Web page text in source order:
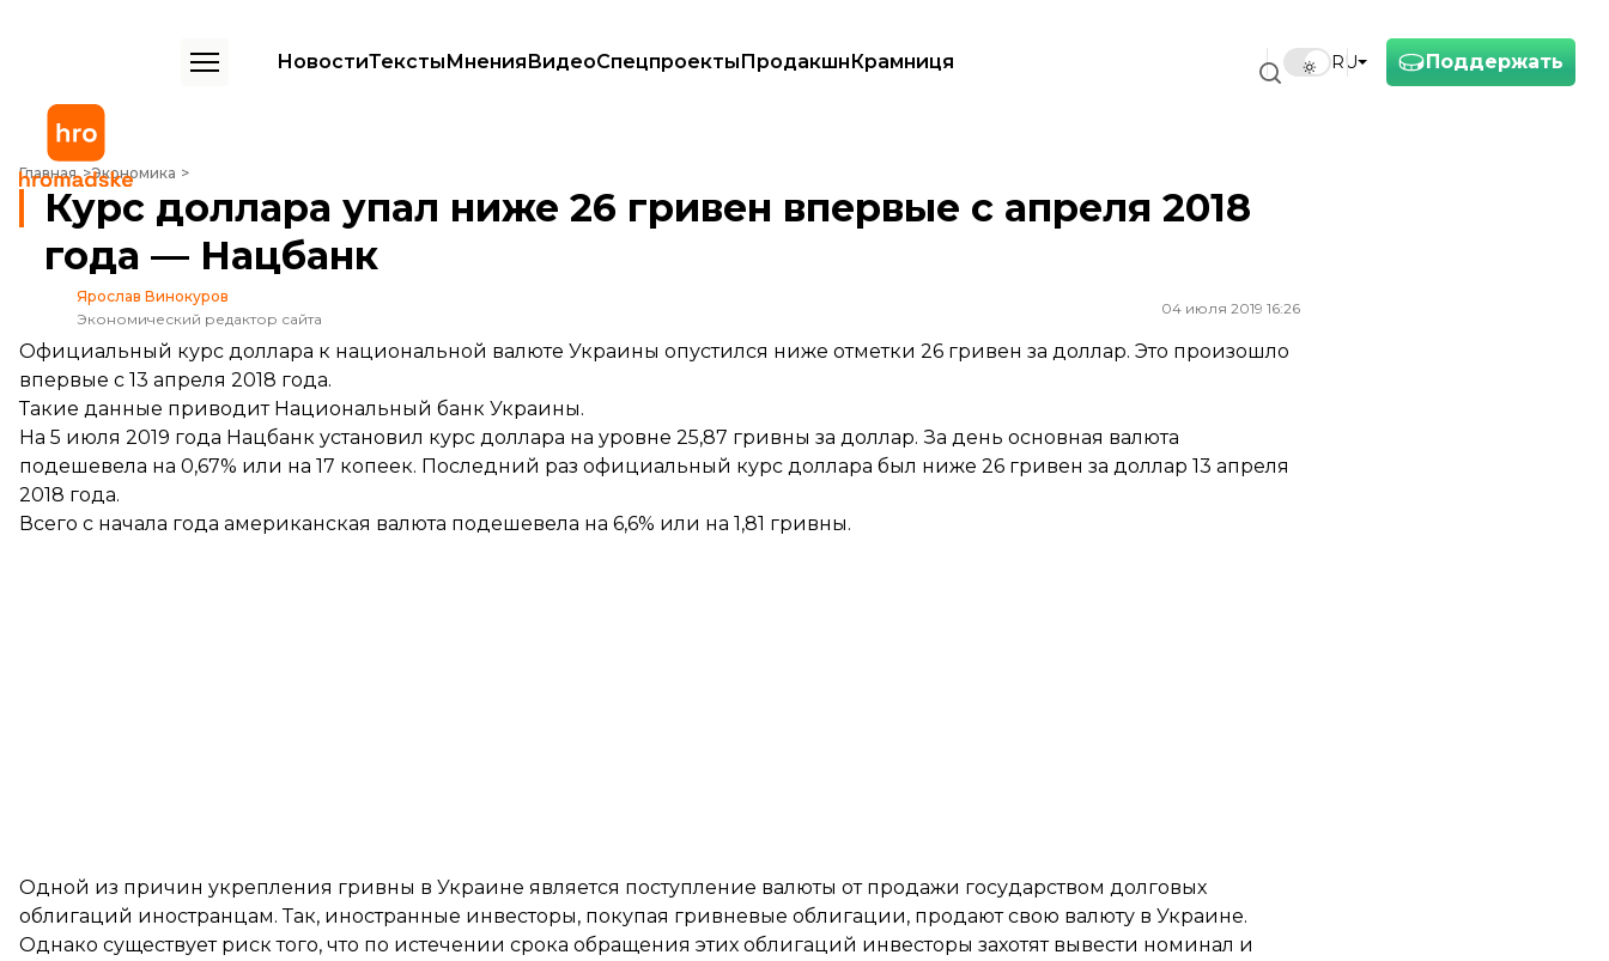
Поддержать
RU
НовостиТекстыМненияВидеоСпецпроектыПродакшнКрамниця
Главная Экономика
Курс доллара упал ниже 26 гривен впервые с апреля 2018 года — Нацбанк
Курс доллара упал ниже 26 гривен впервые с апреля 2018
года — Нацбанк
Ярослав Винокуров
Экономический редактор сайта
04 июля 2019 16:26
Официальный курс доллара к национальной валюте Украины опустился ниже отметки 26 гривен за доллар. Это произошло
впервые с 13 апреля 2018 года.
Такие данные приводит Национальный банк Украины.
На 5 июля 2019 года Нацбанк установил курс доллара на уровне 25,87 гривны за доллар. За день основная валюта
подешевела на 0,67% или на 17 копеек. Последний раз официальный курс доллара был ниже 26 гривен за доллар 13 апреля
2018 года.
Всего с начала года американская валюта подешевела на 6,6% или на 1,81 гривны.
Одной из причин укрепления гривны в Украине является поступление валюты от продажи государством долговых
облигаций иностранцам. Так, иностранные инвесторы, покупая гривневые облигации, продают свою валюту в Украине.
Однако существует риск того, что по истечении срока обращения этих облигаций инвесторы захотят вывести номинал и